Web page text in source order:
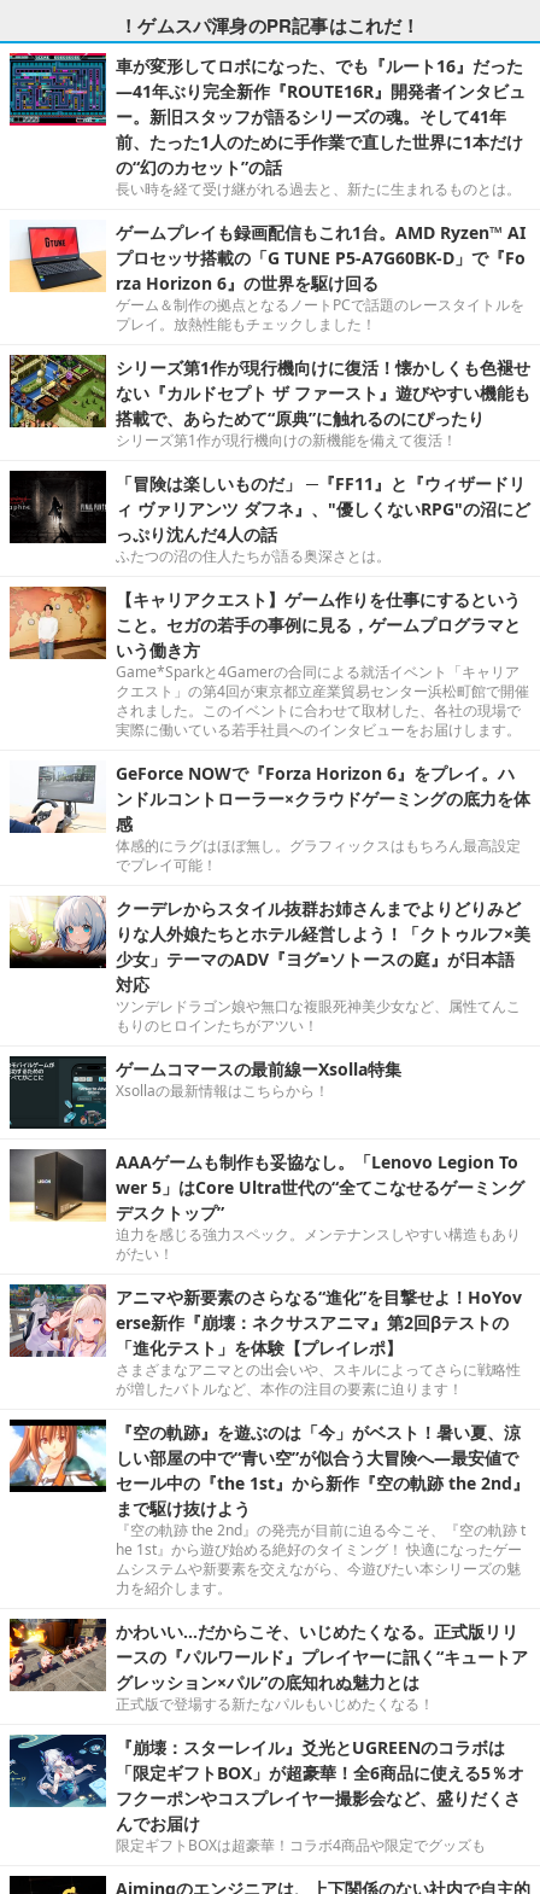
！ゲムスパ渾身のPR記事はこれだ！
車が変形してロボになった、でも『ルート16』だった
―41年ぶり完全新作『ROUTE16R』開発者インタビュ
ー。新旧スタッフが語るシリーズの魂。そして41年
前、たった1人のために手作業で直した世界に1本だけ
の“幻のカセット”の話
長い時を経て受け継がれる過去と、新たに生まれるものとは。
ゲームプレイも録画配信もこれ1台。AMD Ryzen™ AI
プロセッサ搭載の「G TUNE P5-A7G60BK-D」で『Fo
rza Horizon 6』の世界を駆け回る
ゲーム＆制作の拠点となるノートPCで話題のレースタイトルを
プレイ。放熱性能もチェックしました！
シリーズ第1作が現行機向けに復活！懐かしくも色褪せ
ない『カルドセプト ザ ファースト』遊びやすい機能も
搭載で、あらためて“原典”に触れるのにぴったり
シリーズ第1作が現行機向けの新機能を備えて復活！
「冒険は楽しいものだ」 ─『FF11』と『ウィザードリ
ィ ヴァリアンツ ダフネ』、"優しくないRPG"の沼にど
っぷり沈んだ4人の話
ふたつの沼の住人たちが語る奥深さとは。
【キャリアクエスト】ゲーム作りを仕事にするという
こと。セガの若手の事例に見る，ゲームプログラマと
いう働き方
Game*Sparkと4Gamerの合同による就活イベント「キャリア
クエスト」の第4回が東京都立産業貿易センター浜松町館で開催
されました。このイベントに合わせて取材した、各社の現場で
実際に働いている若手社員へのインタビューをお届けします。
GeForce NOWで『Forza Horizon 6』をプレイ。ハ
ンドルコントローラー×クラウドゲーミングの底力を体
感
体感的にラグはほぼ無し。グラフィックスはもちろん最高設定
でプレイ可能！
クーデレからスタイル抜群お姉さんまでよりどりみど
りな人外娘たちとホテル経営しよう！「クトゥルフ×美
少女」テーマのADV『ヨグ=ソトースの庭』が日本語
対応
ツンデレドラゴン娘や無口な複眼死神美少女など、属性てんこ
もりのヒロインたちがアツい！
ゲームコマースの最前線ーXsolla特集
Xsollaの最新情報はこちらから！
AAAゲームも制作も妥協なし。「Lenovo Legion To
wer 5」はCore Ultra世代の“全てこなせるゲーミング
デスクトップ”
迫力を感じる強力スペック。メンテナンスしやすい構造もあり
がたい！
アニマや新要素のさらなる“進化”を目撃せよ！HoYov
erse新作『崩壊：ネクサスアニマ』第2回βテストの
「進化テスト」を体験【プレイレポ】
さまざまなアニマとの出会いや、スキルによってさらに戦略性
が増したバトルなど、本作の注目の要素に迫ります！
『空の軌跡』を遊ぶのは「今」がベスト！暑い夏、涼
しい部屋の中で“青い空”が似合う大冒険へ―最安値で
セール中の『the 1st』から新作『空の軌跡 the 2nd』
まで駆け抜けよう
『空の軌跡 the 2nd』の発売が目前に迫る今こそ、『空の軌跡 t
he 1st』から遊び始める絶好のタイミング！ 快適になったゲー
ムシステムや新要素を交えながら、今遊びたい本シリーズの魅
力を紹介します。
かわいい…だからこそ、いじめたくなる。正式版リリ
ースの『パルワールド』プレイヤーに訊く“キュートア
グレッション×パル”の底知れぬ魅力とは
正式版で登場する新たなパルもいじめたくなる！
『崩壊：スターレイル』爻光とUGREENのコラボは
「限定ギフトBOX」が超豪華！全6商品に使える5％オ
フクーポンやコスプレイヤー撮影会など、盛りだくさ
んでお届け
限定ギフトBOXは超豪華！コラボ4商品や限定でグッズも
Aimingのエンジニアは、上下関係のない社内で自主的